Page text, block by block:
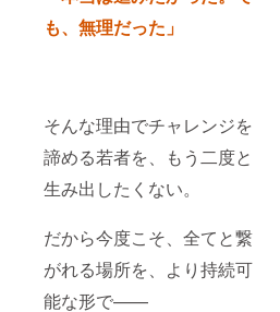
も、無理だった」
そんな理由でチャレンジを
諦める若者を、もう二度と
生み出したくない。
だから今度こそ、全てと繋
がれる場所を、より持続可
能な形で——